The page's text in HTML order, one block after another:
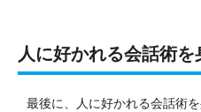
人に好かれる会話術
最後に、人に好かれる会話術